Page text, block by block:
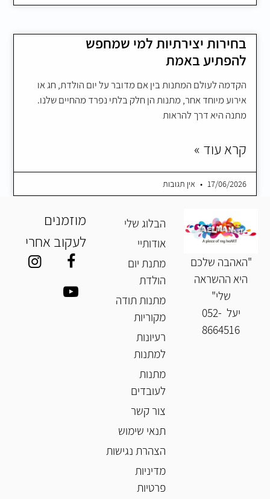
בחירות יצירתיות למי שמחפש
להפתיע באמת
הקדמה לעולם המתנות בין אם מדובר על יום הולדת, חג או
אירוע מיוחד אחר, מתנות הן חלק בלתי נפרד מהחיים שלנו.
מתנה היא דרך להראות
קרא עוד »
17/06/2026 אין תגובות
"האהבה שלכם
היא ההשראה
שלי"
יעל 052-
8664516
הבלוג שלי
אודותיי
מתנת יום
הולדת
מתנות תודה
מקוריות
רעיונות
למתנות
מתנות
לעובדים
צור קשר
תנאי שימוש
הצהרת נגישות
מדיניות
פרטיות
מוזמנים
לעקוב אחרי